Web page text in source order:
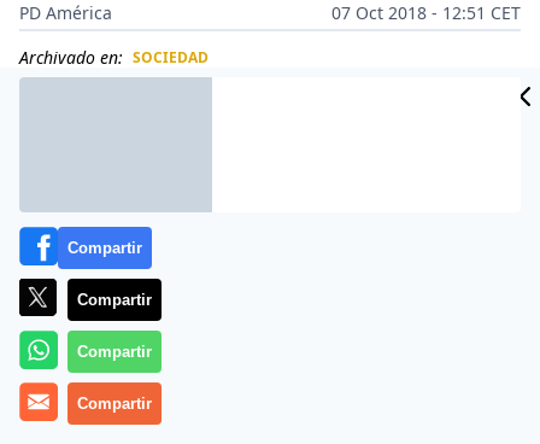
PD América
07 Oct 2018 - 12:51 CET
Archivado en: SOCIEDAD
Compartir
Compartir
Compartir
Compartir